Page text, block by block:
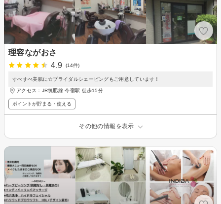
理容ながおさ
4.9
(14件)
すべすべ美肌に☆ブライダルシェービングもご用意しています！
アクセス：JR筑肥線 今宿駅 徒歩15分
ポイントが貯まる・使える
その他の情報を表示